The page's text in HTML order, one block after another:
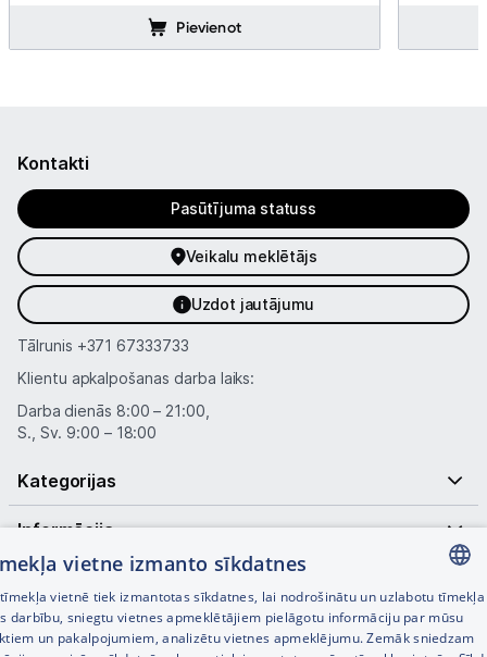
Pievienot
Kontakti
Pasūtījuma statuss
Veikalu meklētājs
Uzdot jautājumu
Tālrunis +371 67333733
Klientu apkalpošanas darba laiks:
Darba dienās 8:00 – 21:00,
S., Sv. 9:00 – 18:00
Kategorijas
Informācija
Noderīgas saites
LATVIAN
RUSSIAN
vietne izmanto sīkdatnes
vietnē tiek izmantotas sīkdatnes, lai nodrošinātu un uzlabotu tīmekļa
darbību, sniegtu vietnes apmeklētājiem pielāgotu informāciju par mūsu
un pakalpojumiem, analizētu vietnes apmeklējumu. Zemāk sniedzam